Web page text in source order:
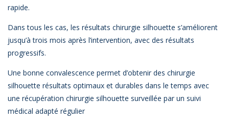
rapide.
Dans tous les cas, les résultats chirurgie silhouette s’améliorent
jusqu’à trois mois après l’intervention, avec des résultats
progressifs.
Une bonne convalescence permet d’obtenir des chirurgie
silhouette résultats optimaux et durables dans le temps avec
une récupération chirurgie silhouette surveillée par un suivi
médical adapté régulier